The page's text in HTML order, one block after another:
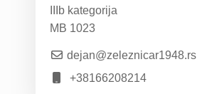
IIIb kategorija
MB 1023
dejan@zeleznicar1948.rs
+38166208214